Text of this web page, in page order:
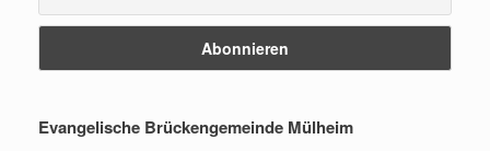
Evangelische Brückengemeinde Mülheim